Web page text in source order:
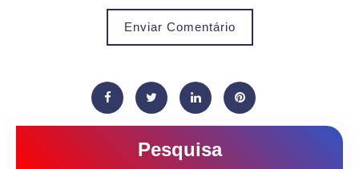
Enviar Comentário
Pesquisa